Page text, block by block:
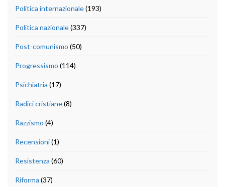
Politica internazionale(193)
Politica nazionale(337)
Post-comunismo (50)
Progressismo (114)
Psichiatria (17)
Radici cristiane(8)
Razzismo (4)
Recensioni(1)
Resistenza (60)
Riforma (37)